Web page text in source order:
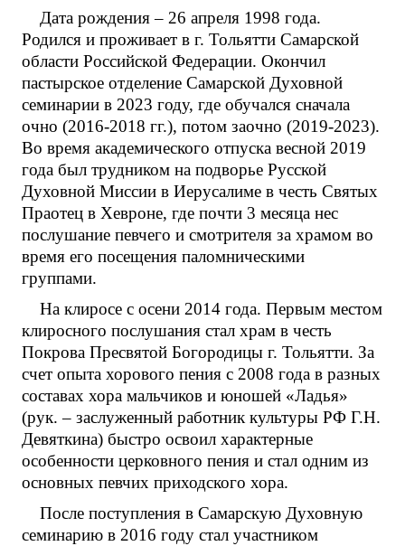
Дата рождения – 26 апреля 1998 года.
Родился и проживает в г. Тольятти Самарской
области Российской Федерации. Окончил
пастырское отделение Самарской Духовной
семинарии в 2023 году, где обучался сначала
очно (2016-2018 гг.), потом заочно (2019-2023).
Во время академического отпуска весной 2019
года был трудником на подворье Русской
Духовной Миссии в Иерусалиме в честь Святых
Праотец в Хевроне, где почти 3 месяца нес
послушание певчего и смотрителя за храмом во
время его посещения паломническими
группами.
На клиросе с осени 2014 года. Первым местом
клиросного послушания стал храм в честь
Покрова Пресвятой Богородицы г. Тольятти. За
счет опыта хорового пения с 2008 года в разных
составах хора мальчиков и юношей «Ладья»
(рук. – заслуженный работник культуры РФ Г.Н.
Девяткина) быстро освоил характерные
особенности церковного пения и стал одним из
основных певчих приходского хора.
После поступления в Самарскую Духовную
семинарию в 2016 году стал участником